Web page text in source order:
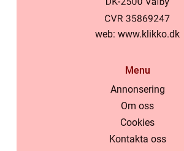
web: www.klikko.dk
Menu
Annonsering
Om oss
Cookies
Kontakta oss